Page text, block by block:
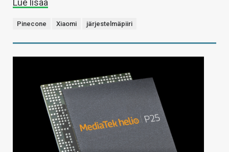
Lue lisää
Pinecone Xiaomi järjestelmäpiiri